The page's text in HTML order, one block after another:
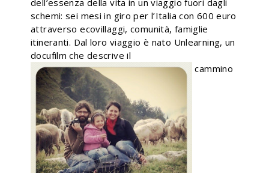
dell’essenza della vita in un viaggio fuori dagli
schemi: sei mesi in giro per l’Italia con 600 euro
attraverso ecovillaggi, comunità, famiglie
itineranti. Dal loro viaggio è nato Unlearning, un
docufilm che descrive il
cammino